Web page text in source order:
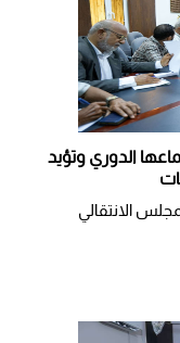
الدوري وتؤيد
الانتقالي